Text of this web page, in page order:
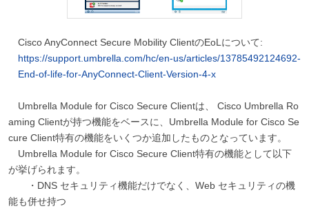
Cisco AnyConnect Secure Mobility ClientのEoLについて:
https://support.umbrella.com/hc/en-us/articles/13785492124692-
End-of-life-for-AnyConnect-Client-Version-4-x
Umbrella Module for Cisco Secure Clientは、 Cisco Umbrella Ro
aming Clientが持つ機能をベースに、Umbrella Module for Cisco Se
cure Client特有の機能をいくつか追加したものとなっています。
Umbrella Module for Cisco Secure Client特有の機能として以下
が挙げられます。
・DNS セキュリティ機能だけでなく、Web セキュリティの機
能も併せ持つ